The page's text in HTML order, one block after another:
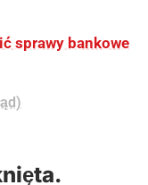
sprawy bankowe